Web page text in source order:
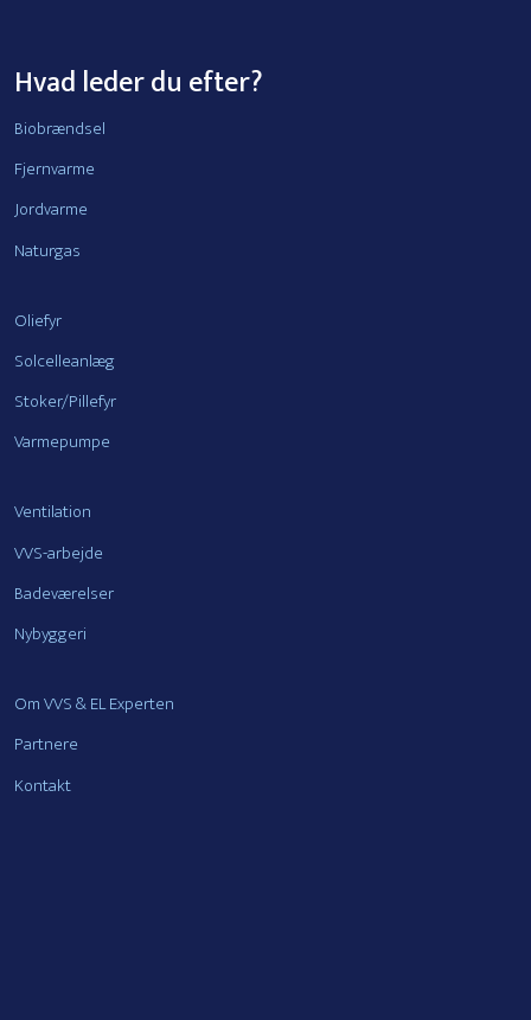
Hvad leder du efter?
Biobrændsel
Fjernvarme
Jordvarme
Naturgas
Oliefyr
Solcelleanlæg
Stoker/Pillefyr
Varmepumpe
Ventilation
VVS-arbejde
Badeværelser
Nybyggeri
Om VVS & EL Experten
Partnere
Kontakt